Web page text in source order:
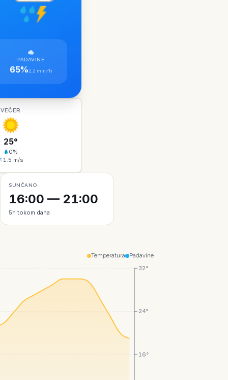
PADAVINE
65%2.2 mm/h
VEČER
25°
0%
1.5 m/s
SUNČANO
16:00 — 21:00
5h tokom dana
Temperatura Padavine
16°
24°
32°